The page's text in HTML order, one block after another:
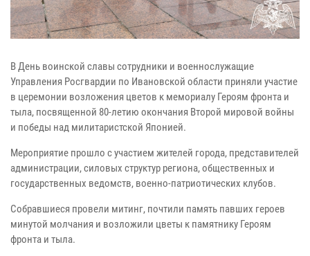
В День воинской славы сотрудники и военнослужащие
Управления Росгвардии по Ивановской области приняли участие
в церемонии возложения цветов к мемориалу Героям фронта и
тыла, посвященной 80-летию окончания Второй мировой войны
и победы над милитаристской Японией.
Мероприятие прошло с участием жителей города, представителей
администрации, силовых структур региона, общественных и
государственных ведомств, военно-патриотических клубов.
Собравшиеся провели митинг, почтили память павших героев
минутой молчания и возложили цветы к памятнику Героям
фронта и тыла.